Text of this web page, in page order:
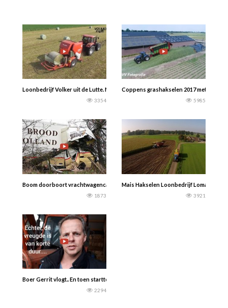
Loonbedrijf Volker uit de Lutte. Met een Case IH Puma 140 en een Lely Welger
3354
Coppens grashakselen 2017 met New-
5985
Boom doorboort vrachtwagencabine bij ongeluk op A58- De
1873
Mais Hakselen Loonbedrijf Loman
3921
Boer Gerrit vlogt.. En toen startte de Renault niet meer…Wat nu???
2294